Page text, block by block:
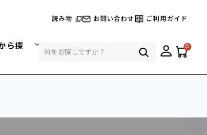
読み物 お問い合わせ ご利用ガイド
ら探
0